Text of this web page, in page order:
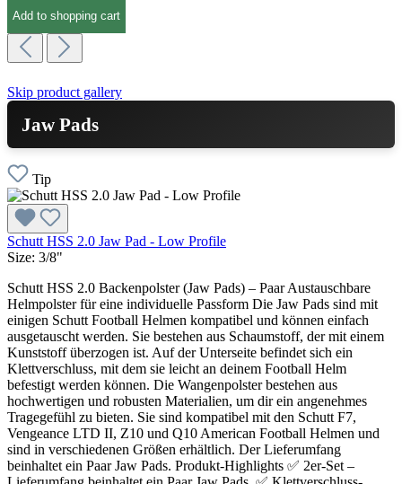
Add to shopping cart
Skip product gallery
Jaw Pads
Tip
Schutt HSS 2.0 Jaw Pad - Low Profile
Size: 3/8"
Schutt HSS 2.0 Backenpolster (Jaw Pads) – Paar Austauschbare
Helmpolster für eine individuelle Passform Die Jaw Pads sind mit
einigen Schutt Football Helmen kompatibel und können einfach
ausgetauscht werden. Sie bestehen aus Schaumstoff, der mit einem
Kunststoff überzogen ist. Auf der Unterseite befindet sich ein
Klettverschluss, mit dem sie leicht an deinem Football Helm
befestigt werden können. Die Wangenpolster bestehen aus
hochwertigen und robusten Materialien, um dir ein angenehmes
Tragegefühl zu bieten. Sie sind kompatibel mit den Schutt F7,
Vengeance LTD II, Z10 und Q10 American Football Helmen und
sind in verschiedenen Größen erhältlich. Der Lieferumfang
beinhaltet ein Paar Jaw Pads. Produkt-Highlights ✅ 2er-Set –